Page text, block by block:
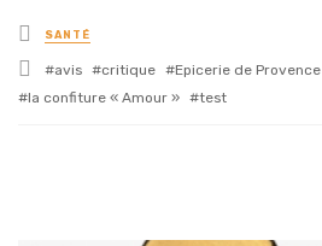
Posted
in
SANTÉ
Tagged
with
avis critique Epicerie de Provence
la confiture « Amour »
test